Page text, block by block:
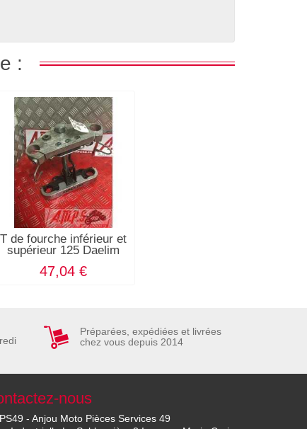
:
T de fourche inférieur et
supérieur 125 Daelim
47,04 €
Préparées, expédiées et livrées
chez vous depuis 2014
nous
- Anjou Moto Pièces Services 49